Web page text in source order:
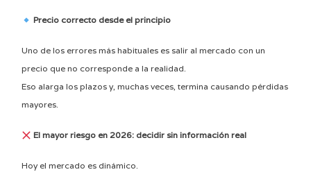
Precio correcto desde el principio
Uno de los errores más habituales es salir al mercado con un
precio que no corresponde a la realidad.
Eso alarga los plazos y, muchas veces, termina causando pérdidas
mayores.
El mayor riesgo en 2026: decidir sin información real
Hoy el mercado es dinámico.